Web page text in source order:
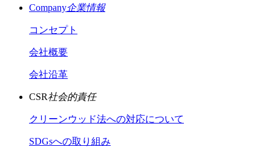
Company企業情報
コンセプト
会社概要
会社沿革
CSR社会的責任
クリーンウッド法への対応について
SDGsへの取り組み